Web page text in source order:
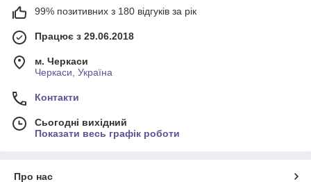
99% позитивних з 180 відгуків за рік
Працює з 29.06.2018
м. Черкаси
Черкаси, Україна
Контакти
Сьогодні вихідний
Показати весь графік роботи
Про нас